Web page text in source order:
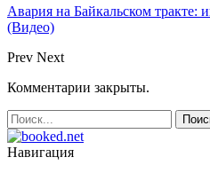
Авария на Байкальском тракте:
(Видео)
Prev Next
Комментарии закрыты.
Навигация